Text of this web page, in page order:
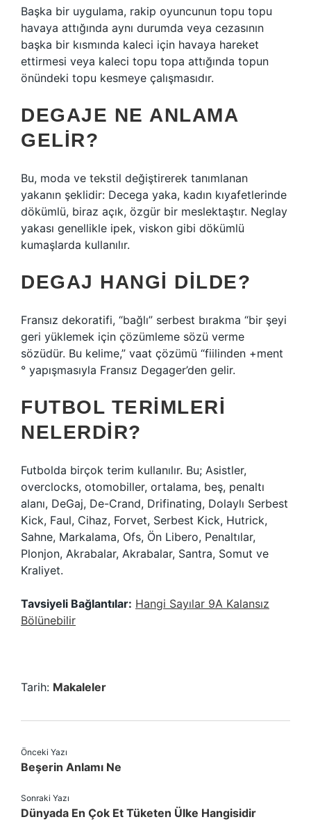
Başka bir uygulama, rakip oyuncunun topu topu
havaya attığında aynı durumda veya cezasının
başka bir kısmında kaleci için havaya hareket
ettirmesi veya kaleci topu topa attığında topun
önündeki topu kesmeye çalışmasıdır.
DEGAJE NE ANLAMA
GELIR?
Bu, moda ve tekstil değiştirerek tanımlanan
yakanın şeklidir: Decega yaka, kadın kıyafetlerinde
dökümlü, biraz açık, özgür bir meslektaştır. Neglay
yakası genellikle ipek, viskon gibi dökümlü
kumaşlarda kullanılır.
DEGAJ HANGI DILDE?
Fransız dekoratifi, “bağlı” serbest bırakma “bir şeyi
geri yüklemek için çözümleme sözü verme
sözüdür. Bu kelime,” vaat çözümü “fiilinden +ment
° yapışmasıyla Fransız Degager’den gelir.
FUTBOL TERIMLERI
NELERDIR?
Futbolda birçok terim kullanılır. Bu; Asistler,
overclocks, otomobiller, ortalama, beş, penaltı
alanı, DeGaj, De-Crand, Drifinating, Dolaylı Serbest
Kick, Faul, Cihaz, Forvet, Serbest Kick, Hutrick,
Sahne, Markalama, Ofs, Ön Libero, Penaltılar,
Plonjon, Akrabalar, Akrabalar, Santra, Somut ve
Kraliyet.
Tavsiyeli Bağlantılar: Hangi Sayılar 9A Kalansız
Bölünebilir
Tarih: Makaleler
Önceki Yazı
Beşerin Anlamı Ne
Sonraki Yazı
Dünyada En Çok Et Tüketen Ülke Hangisidir